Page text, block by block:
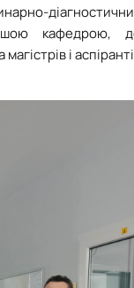
кафедрою,
і